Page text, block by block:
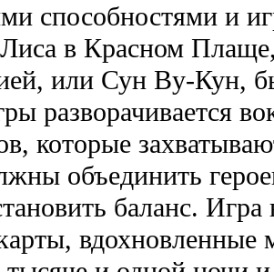
способностями и
в Красном
или Сун Ву-Кун,
разворачивается
которые
объединить
баланс. Игра
вдохновленные